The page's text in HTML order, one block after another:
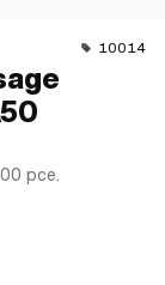
10014
pce.